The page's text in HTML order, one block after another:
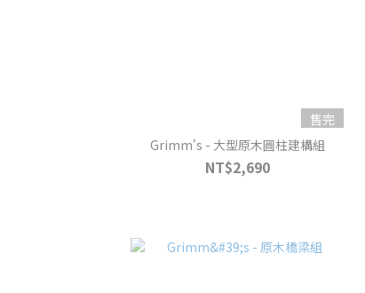
售完
Grimm's - 大型原木圓柱建構組
NT$2,690